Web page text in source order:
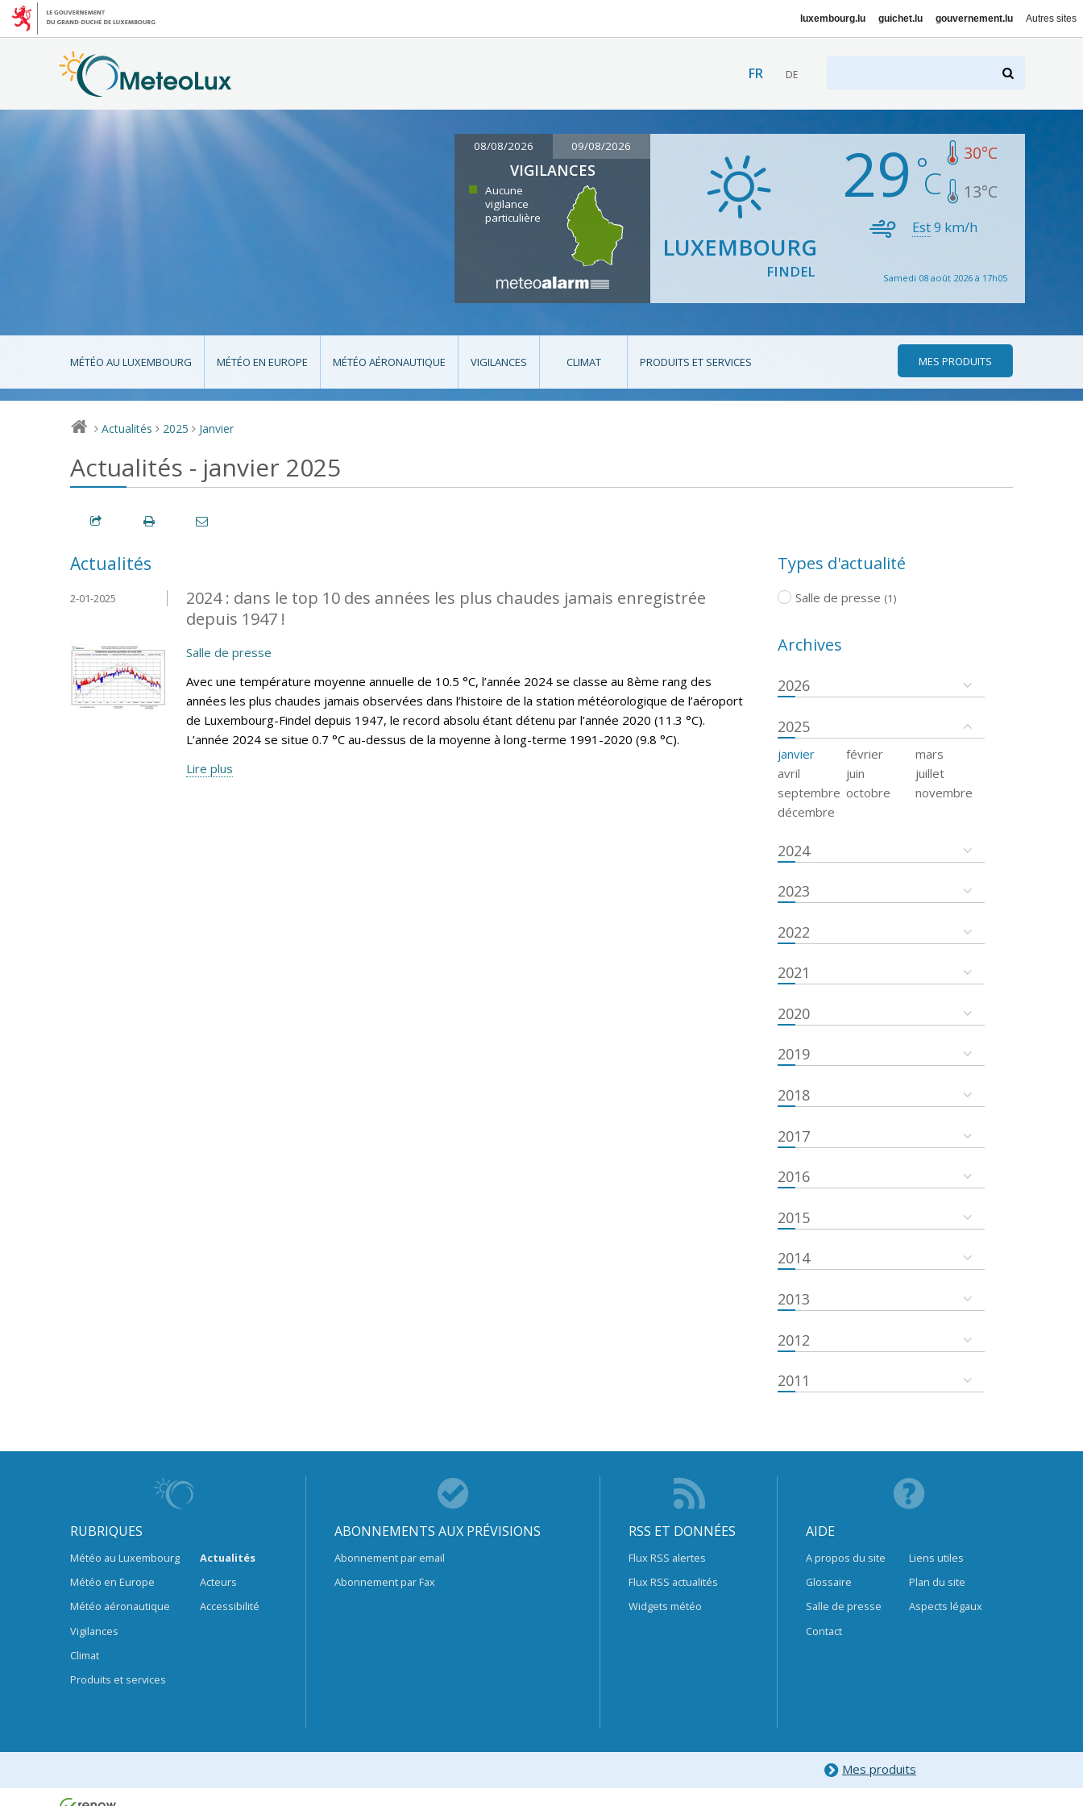
luxembourg.lu guichet.lu gouvernement.lu Autres sites
FR DE
08/08/2026 09/08/2026
VIGILANCES
Aucune
vigilance
particulière
LUXEMBOURG
FINDEL
29 30°C
13°C
Est9 km/h
Samedi 08 août 2026 à 17h05
MÉTÉO AU LUXEMBOURG MÉTÉO EN EUROPE MÉTÉO AÉRONAUTIQUE VIGILANCES CLIMAT PRODUITS ET SERVICES MES PRODUITS
> Actualités > 2025 > Janvier
Actualités - janvier 2025
Actualités
2024 : dans le top 10 des années les plus chaudes jamais enregistrée
depuis 1947 !
2-01-2025
Salle de presse
Avec une température moyenne annuelle de 10.5 °C, l’année 2024 se classe au 8ème rang des
années les plus chaudes jamais observées dans l’histoire de la station météorologique de l’aéroport
de Luxembourg-Findel depuis 1947, le record absolu étant détenu par l’année 2020 (11.3 °C).
L’année 2024 se situe 0.7 °C au-dessus de la moyenne à long-terme 1991-2020 (9.8 °C).
Lire plus
Types d'actualité
Salle de presse (1)
Archives
2026
2025
janvier février
mars
avril
juin
juillet
septembre octobre
novembre
décembre
2024
2023
2022
2021
2020
2019
2018
2017
2016
2015
2014
2013
2012
2011
RUBRIQUES
Météo au Luxembourg
Météo en Europe
Météo aéronautique
Vigilances
Climat
Produits et services
Actualités
Acteurs
Accessibilité
ABONNEMENTS AUX PRÉVISIONS
Abonnement par email
Abonnement par Fax
RSS ET DONNÉES
Flux RSS alertes
Flux RSS actualités
Widgets météo
AIDE
A propos du site
Glossaire
Salle de presse
Contact
Liens utiles
Plan du site
Aspects légaux
Mes produits